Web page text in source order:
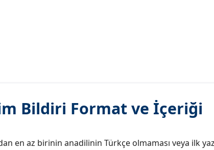
Bildiri Format ve İçeriği
en az birinin anadilinin Türkçe olmaması veya ilk